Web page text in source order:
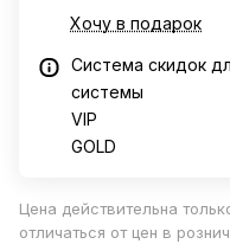
Хочу в подарок
Система скидок
системы
VIP
GOLD
Цена действительна
отличаться от цен в